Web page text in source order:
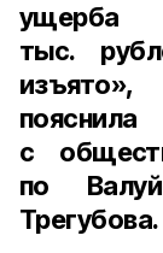
ущерба
тыс.
пояснила
с
по
Трегубова.